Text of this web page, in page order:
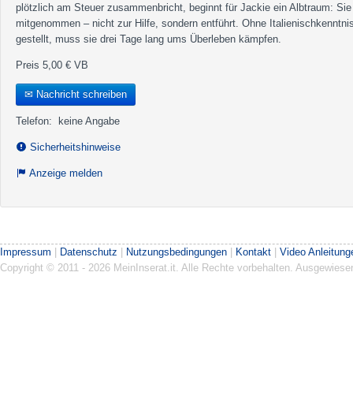
plötzlich am Steuer zusammenbricht, beginnt für Jackie ein Albtraum:
mitgenommen – nicht zur Hilfe, sondern entführt. Ohne
gestellt, muss sie drei Tage lang ums Überleben kämpfen.
Preis 5,00 € VB
✉ Nachricht schreiben
Telefon: keine Angabe
Sicherheitshinweise
Anzeige melden
Impressum Datenschutz Nutzungsbedingungen Kontakt
Video
Copyright © 2011 - 2026 MeinInserat.it. Alle Rechte vorbehalten.